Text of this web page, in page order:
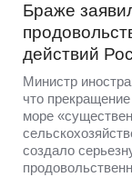
Браже
действий
Министр
что
море
создало